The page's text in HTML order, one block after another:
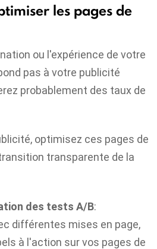
les pages de
ou l'expérience de votre
pas à votre publicité
probablement des taux de
optimisez ces pages de
transparente de la
des tests A/B:
différentes mises en page,
à l'action sur vos pages de